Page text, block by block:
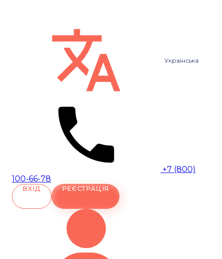
Українська
+7 (800)
100-66-78
ВХІД РЕЄСТРАЦІЯ